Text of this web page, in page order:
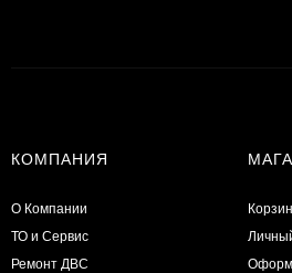
КОМПАНИЯ
О Компании
ТО и Сервис
​Ремонт ДВС